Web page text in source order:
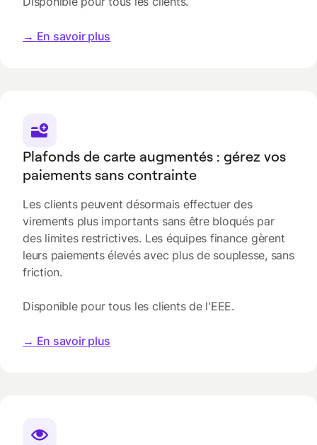
→ En savoir plus
Plafonds de carte augmentés : gérez vos
paiements sans contrainte
Les clients peuvent désormais effectuer des
virements plus importants sans être bloqués par
des limites restrictives. Les équipes finance gèrent
leurs paiements élevés avec plus de souplesse, sans
friction.
Disponible pour tous les clients de l'EEE.
→ En savoir plus